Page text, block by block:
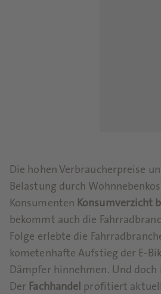
Die hohen Verbraucherpreise
Belastung durch
Konsumenten Konsumverzicht
bekommt auch die
Folge erlebte die
kometenhafte Aufstieg der E-
Dämpfer hinnehmen. Und doch
Der Fachhandel profitiert